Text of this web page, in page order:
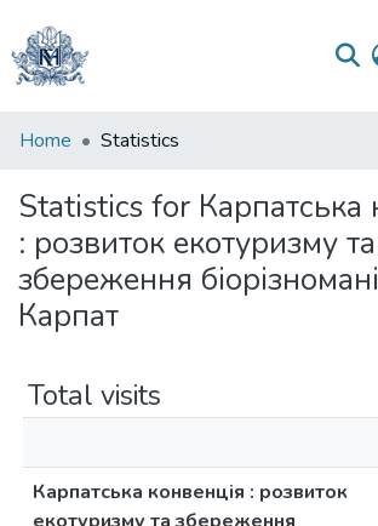
Communities
Collections
All of DSpace
Home Statistics
Statistics for Карпатська
: розвиток екотуризму та
збереження
Карпат
Total visits
Карпатська конвенція : розвиток